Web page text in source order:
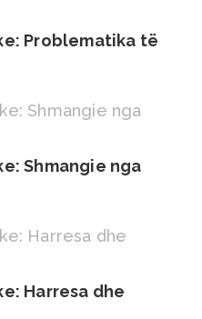
Problematika të
Shmangie nga
Harresa dhe